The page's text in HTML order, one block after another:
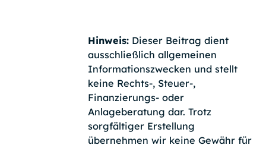
Hinweis:Dieser Beitrag dient
ausschließlich allgemeinen
Informationszwecken und stellt
keine Rechts-, Steuer-,
Finanzierungs- oder
Anlageberatung dar. Trotz
sorgfältiger Erstellung
übernehmen wir keine Gewähr für